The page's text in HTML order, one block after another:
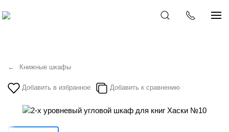
Книжные шкафы
Добавить в избранное Добавить к сравнению